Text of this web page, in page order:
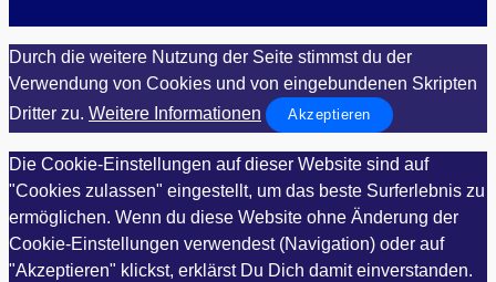
Durch die weitere Nutzung der Seite stimmst du der
Verwendung von Cookies und von eingebundenen Skripten
Dritter zu. Weitere Informationen Akzeptieren
Die Cookie-Einstellungen auf dieser Website sind auf
"Cookies zulassen" eingestellt, um das beste Surferlebnis zu
ermöglichen. Wenn du diese Website ohne Änderung der
Cookie-Einstellungen verwendest (Navigation) oder auf
"Akzeptieren" klickst, erklärst Du Dich damit einverstanden.